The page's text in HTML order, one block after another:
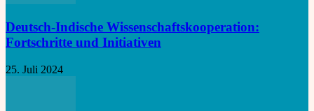
Deutsch-Indische Wissenschaftskooperation:
Fortschritte und Initiativen
25. Juli 2024